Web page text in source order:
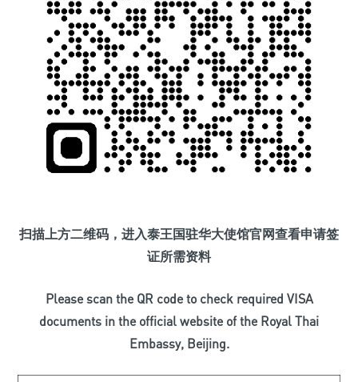
扫描上方二维码，进入泰王国驻华大使馆官网查看申请签
证所需资料
Please scan the QR code to check required VISA
documents in the official website of the Royal Thai
Embassy, Beijing.